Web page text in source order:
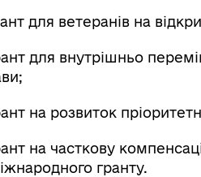
для ветеранів на
для внутрішньо
на розвиток
на часткову
гранту.